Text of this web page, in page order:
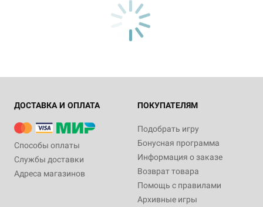
ДОСТАВКА И ОПЛАТА
Способы оплаты
Службы доставки
Адреса магазинов
ПОКУПАТЕЛЯМ
Подобрать игру
Бонусная программа
Информация о заказе
Возврат товара
Помощь с правилами
Архивные игры